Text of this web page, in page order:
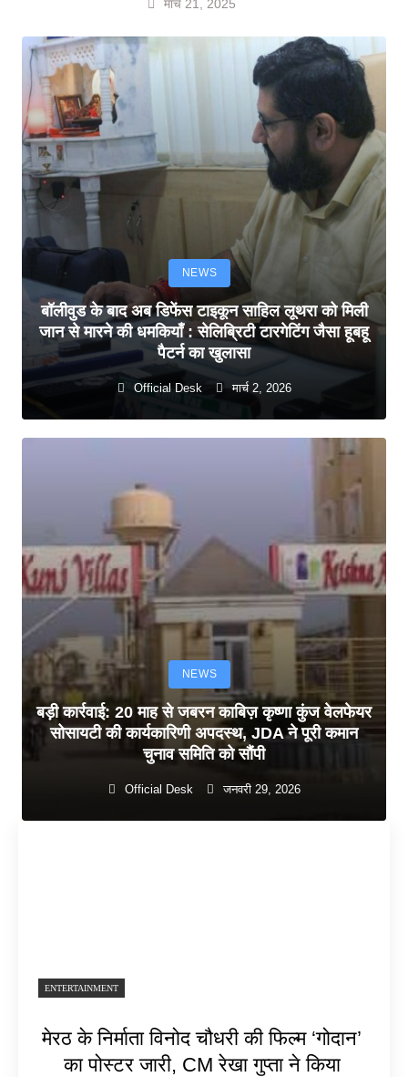
मार्च 21, 2025
NEWS
बॉलीवुड के बाद अब डिफेंस टाइकून साहिल लूथरा को मिली
जान से मारने की धमकियाँ : सेलिब्रिटी टारगेटिंग जैसा हूबहू
पैटर्न का खुलासा
Official Desk मार्च 2, 2026
NEWS
बड़ी कार्रवाई: 20 माह से जबरन काबिज़ कृष्णा कुंज वेलफेयर
सोसायटी की कार्यकारिणी अपदस्थ, JDA ने पूरी कमान
चुनाव समिति को सौंपी
Official Desk जनवरी 29, 2026
ENTERTAINMENT
मेरठ के निर्माता विनोद चौधरी की फिल्म ‘गोदान’
का पोस्टर जारी, CM रेखा गुप्ता ने किया